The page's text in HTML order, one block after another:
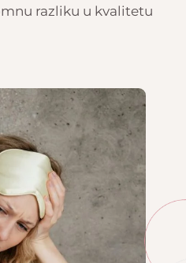
razliku u kvalitetu